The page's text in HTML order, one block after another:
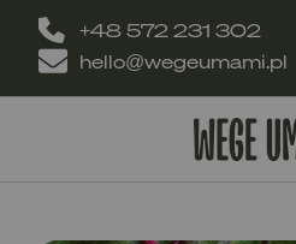
+48 572 231 302
hello@wegeumami.pl